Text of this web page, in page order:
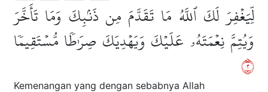
لِّيَغۡفِرَ لَكَ ٱللَّهُ مَا تَقَدَّمَ مِن ذَنۢبِكَ وَمَا تَأَخَّرَ
وَيُتِمَّ نِعۡمَتَهُۥ عَلَيۡكَ وَيَهۡدِيَكَ صِرَٰطٗا مُّسۡتَقِيمٗا
٢
Kemenangan yang dengan sebabnya Allah